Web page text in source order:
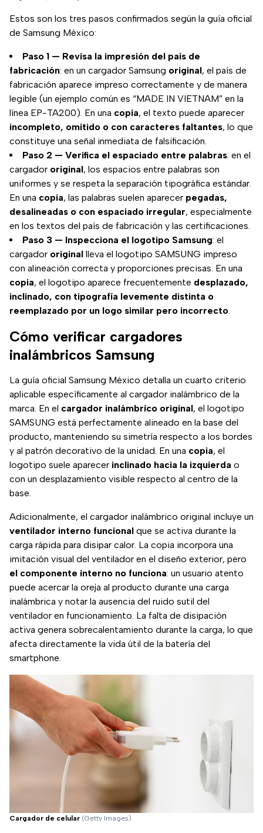
Estos son los tres pasos confirmados según la guía oficial
de Samsung México:
Paso 1 — Revisa la impresión del país de
fabricación: en un cargador Samsung original, el país de
fabricación aparece impreso correctamente y de manera
legible (un ejemplo común es “MADE IN VIETNAM” en la
línea EP-TA200). En una copia, el texto puede aparecer
incompleto, omitido o con caracteres faltantes, lo que
constituye una señal inmediata de falsificación.
Paso 2 — Verifica el espaciado entre palabras: en el
cargador original, los espacios entre palabras son
uniformes y se respeta la separación tipográfica estándar.
En una copia, las palabras suelen aparecer pegadas,
desalineadas o con espaciado irregular, especialmente
en los textos del país de fabricación y las certificaciones.
Paso 3 — Inspecciona el logotipo Samsung: el
cargador original lleva el logotipo SAMSUNG impreso
con alineación correcta y proporciones precisas. En una
copia, el logotipo aparece frecuentemente desplazado,
inclinado, con tipografía levemente distinta o
reemplazado por un logo similar pero incorrecto
Cómo verificar cargadores
inalámbricos Samsung
La guía oficial Samsung México detalla un cuarto criterio
aplicable específicamente al cargador inalámbrico de la
marca. En el cargador inalámbrico original, el logotipo
SAMSUNG está perfectamente alineado en la base del
producto, manteniendo su simetría respecto a los bordes
y al patrón decorativo de la unidad. En una copia, el
logotipo suele aparecer inclinado hacia la izquierda o
con un desplazamiento visible respecto al centro de la
base.
Adicionalmente, el cargador inalámbrico original incluye un
ventilador interno funcional que se activa durante la
carga rápida para disipar calor. La copia incorpora una
imitación visual del ventilador en el diseño exterior, pero
el componente interno no funciona: un usuario atento
puede acercar la oreja al producto durante una carga
inalámbrica y notar la ausencia del ruido sutil del
ventilador en funcionamiento. La falta de disipación
activa genera sobrecalentamiento durante la carga, lo que
afecta directamente la vida útil de la batería del
smartphone.
Cargador de celular (Getty Images)